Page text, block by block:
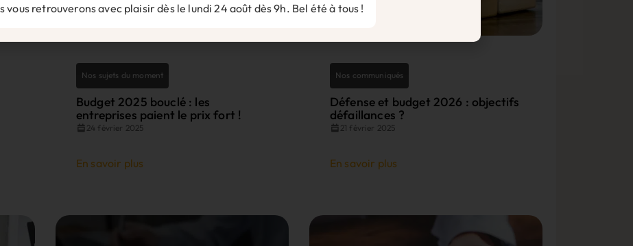
Nos sujets du moment
Budget 2025 bouclé : les
entreprises paient le prix fort !
24 février 2025
En savoir plus
Nos communiqués
Défense et budget 2026 : objectifs
défaillances ?
21 février 2025
En savoir plus
vous retrouverons avec plaisir dès le lundi 24 août dès 9h. Bel été à tous !